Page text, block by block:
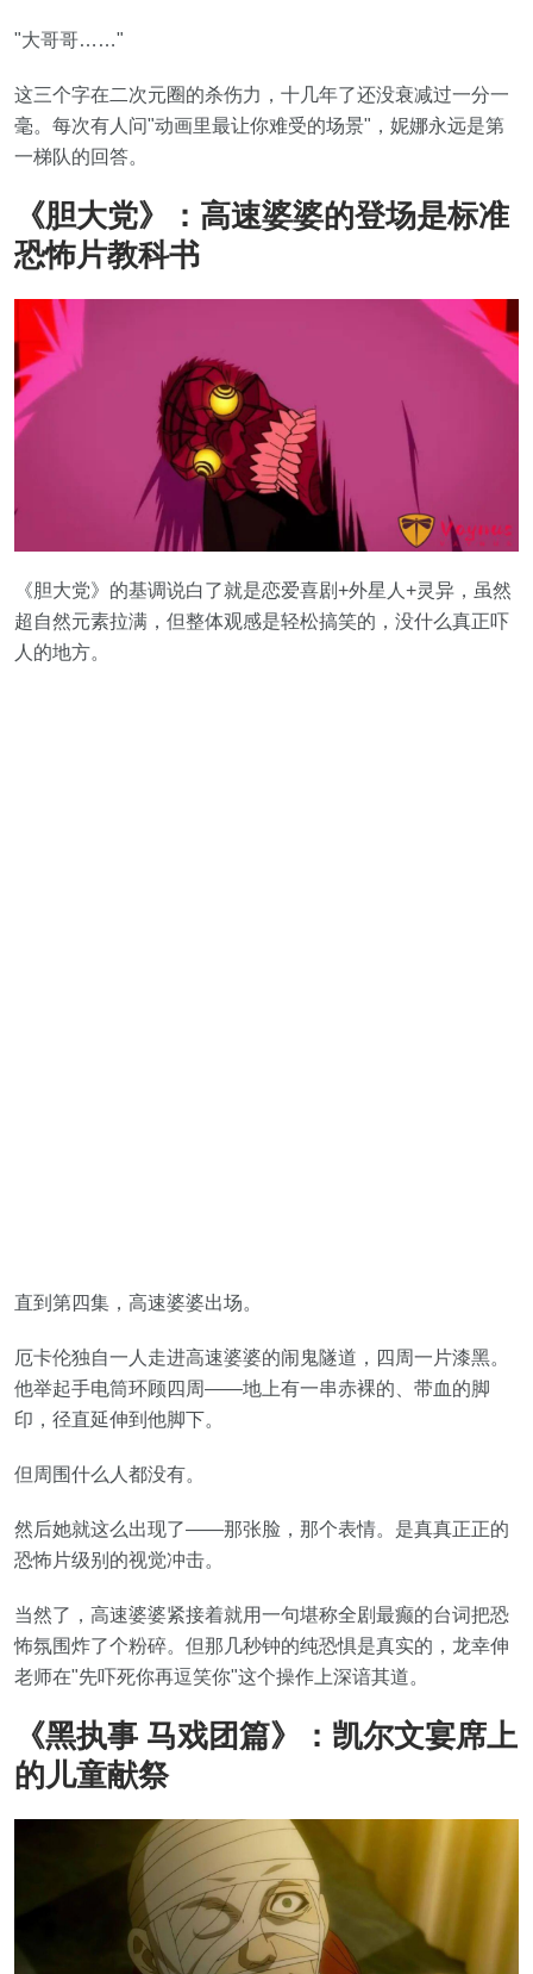
"大哥哥……"
这三个字在二次元圈的杀伤力，十几年了还没衰减过一分一
毫。每次有人问"动画里最让你难受的场景"，妮娜永远是第
一梯队的回答。
《胆大党》：高速婆婆的登场是标准
恐怖片教科书
《胆大党》的基调说白了就是恋爱喜剧+外星人+灵异，虽然
超自然元素拉满，但整体观感是轻松搞笑的，没什么真正吓
人的地方。
直到第四集，高速婆婆出场。
厄卡伦独自一人走进高速婆婆的闹鬼隧道，四周一片漆黑。
他举起手电筒环顾四周——地上有一串赤裸的、带血的脚
印，径直延伸到他脚下。
但周围什么人都没有。
然后她就这么出现了——那张脸，那个表情。是真真正正的
恐怖片级别的视觉冲击。
当然了，高速婆婆紧接着就用一句堪称全剧最癫的台词把恐
怖氛围炸了个粉碎。但那几秒钟的纯恐惧是真实的，龙幸伸
老师在"先吓死你再逗笑你"这个操作上深谙其道。
《黑执事 马戏团篇》：凯尔文宴席上
的儿童献祭